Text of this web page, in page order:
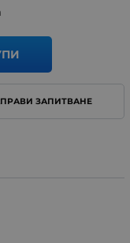
ЗАПИТВАНЕ